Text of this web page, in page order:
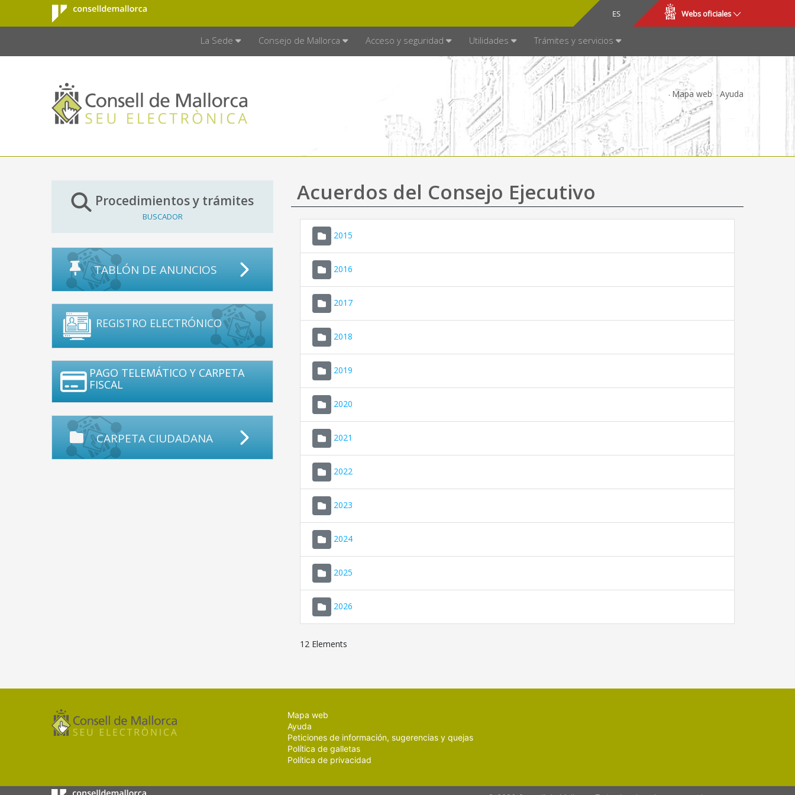
Saltar al contenido principal
Consell de
Mallorca
ES
CA Webs oficiales
La Sede Consejo de Mallorca Acceso y seguridad Utilidades Trámites y servicios
Mapa web Ayuda
Procedimientos y trámites
BUSCADOR
TABLÓN DE ANUNCIOS
REGISTRO ELECTRÓNICO
PAGO TELEMÁTICO Y CARPETA
FISCAL
CARPETA CIUDADANA
Acuerdos del Consejo Ejecutivo
2015
2016
2017
2018
2019
2020
2021
2022
2023
2024
2025
2026
12 Elements
Mapa web
Ayuda
Peticiones de información, sugerencias y quejas
Política de galletas
Política de privacidad